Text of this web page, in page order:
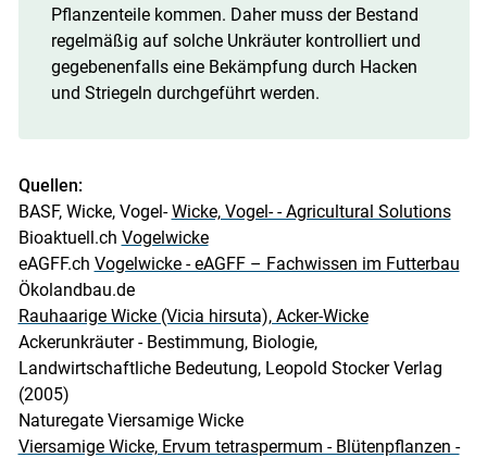
Pflanzenteile kommen. Daher muss der Bestand
regelmäßig auf solche Unkräuter kontrolliert und
gegebenenfalls eine Bekämpfung durch Hacken
und Striegeln durchgeführt werden.
Quellen:
BASF, Wicke, Vogel-Wicke, Vogel- - Agricultural Solutions
Bioaktuell.ch Vogelwicke
eAGFF.ch Vogelwicke - eAGFF – Fachwissen im Futterbau
Ökolandbau.de
Rauhaarige Wicke (Vicia hirsuta), Acker-Wicke
Ackerunkräuter - Bestimmung, Biologie,
Landwirtschaftliche Bedeutung, Leopold Stocker Verlag
(2005)
Naturegate Viersamige Wicke
Viersamige Wicke, Ervum tetraspermum - Blütenpflanzen -